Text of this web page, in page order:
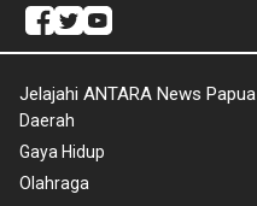
Jelajahi ANTARA News Papua
Daerah
Gaya Hidup
Olahraga